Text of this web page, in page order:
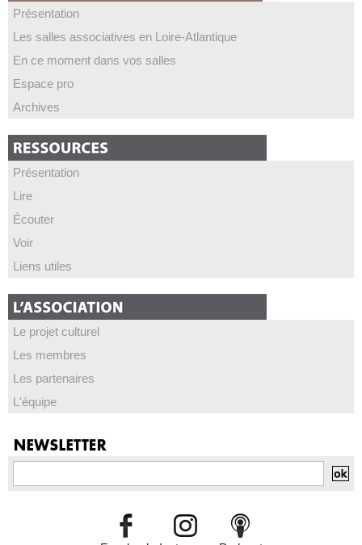
Présentation
Les salles associatives en Loire-Atlantique
En ce moment dans vos salles
Espace pro
Archives
Présentation
Lire
Écouter
Voir
Liens utiles
Le projet culturel
Les membres
Les partenaires
L'équipe